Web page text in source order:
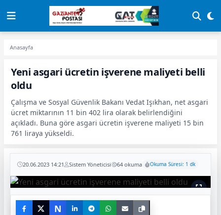
Anasayfa
Yeni asgari ücretin işverene maliyeti belli
oldu
Çalışma ve Sosyal Güvenlik Bakanı Vedat Işıkhan, net asgari
ücret miktarının 11 bin 402 lira olarak belirlendiğini
açıkladı. Buna göre asgari ücretin işverene maliyeti 15 bin
761 liraya yükseldi.
20.06.2023 14:21 Sistem Yöneticisi 64 okuma Okuma Süresi: 1 dk
N